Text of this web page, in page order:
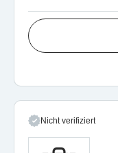
Nicht verifiziert